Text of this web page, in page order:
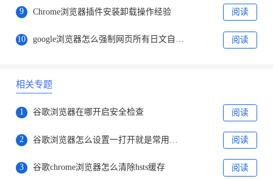
9 Chrome浏览器插件安装卸载操作经验 阅读
10 google浏览器怎么强制网页所有日文自动在线翻译成流利中文 阅读
相关专题
1 谷歌浏览器在哪开启安全检查 阅读
2 阅读
3 谷歌chrome浏览器怎么清除hsts缓存 阅读